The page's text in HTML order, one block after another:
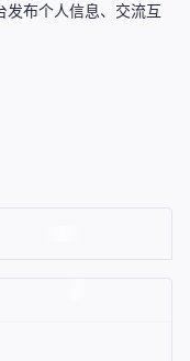
发布个人信息、交流互